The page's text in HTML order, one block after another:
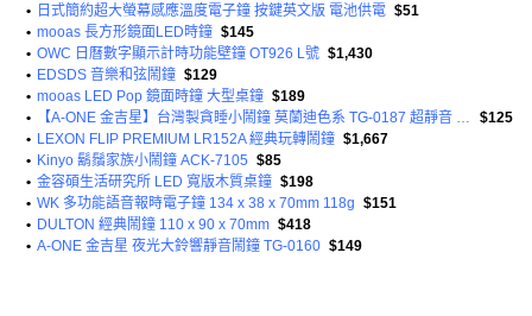
•
日式簡約超大螢幕感應溫度電子鐘 按鍵英文版 電池供電 $51
• mooas 長方形鏡面LED時鐘 $145
• OWC 日曆數字顯示計時功能壁鐘 OT926 L號 $1,430
• EDSDS 音樂和弦鬧鐘 $129
• mooas LED Pop 鏡面時鐘 大型桌鐘 $189
•
$125
• LEXON FLIP PREMIUM LR152A 經典玩轉鬧鐘 $1,667
• Kinyo 鬍鬚家族小鬧鐘 ACK-7105 $85
• 金容碩生活研究所 LED 寬版木質桌鐘 $198
• WK 多功能語音報時電子鐘 134 x 38 x 70mm 118g $151
• DULTON 經典鬧鐘 110 x 90 x 70mm $418
• A-ONE 金吉星 夜光大鈴響靜音鬧鐘 TG-0160 $149